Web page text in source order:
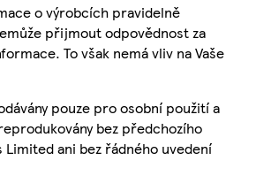
o výrobcích pravidelně
přijmout odpovědnost za
To však nemá vliv na Vaše
pouze pro osobní použití a
bez předchozího
Limited ani bez řádného uvedení